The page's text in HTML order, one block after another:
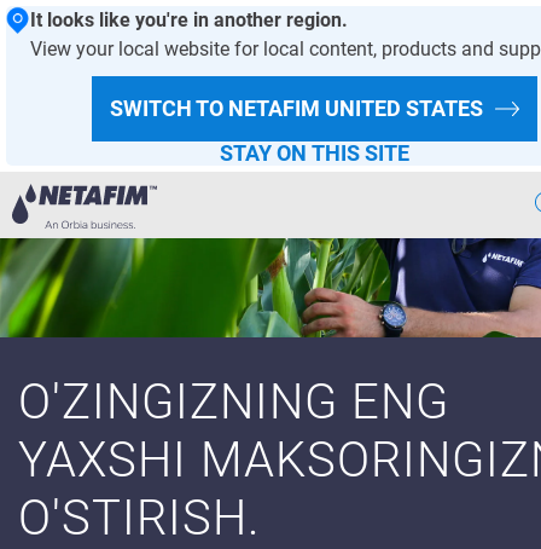
It looks like you're in another region.
View your local website for local content, products and
SWITCH TO NETAFIM UNITED STATES
STAY ON THIS SITE
Aqlli Sugorish
Bizning
Raqamli Qishloq Xojaligi
Barqaror Qishloq Xojaligi
O'ZINGIZNING ENG
YAXSHI
O'STIRISH.